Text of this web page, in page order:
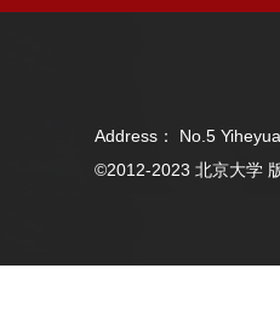
Address： No.5
©2012-2023 北京大学